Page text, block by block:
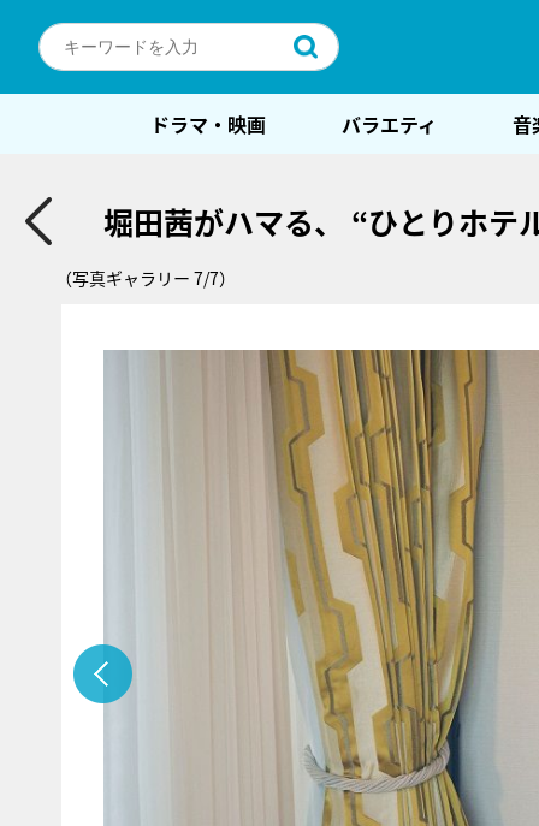
ドラマ・映画 バラエティ 音
堀田茜がハマる、 “ひとりホテ
（写真ギャラリー 7/7）